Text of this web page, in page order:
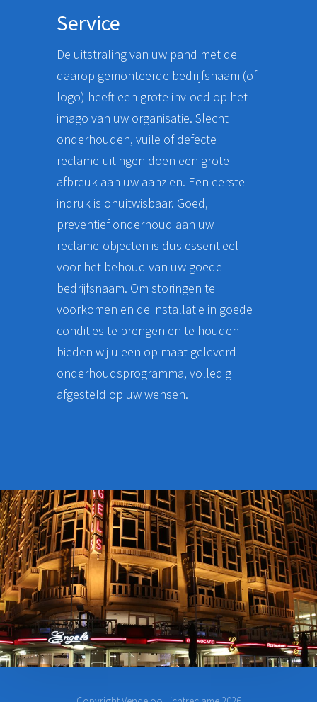
Service
De uitstraling van uw pand met de
daarop gemonteerde bedrijfsnaam (of
logo) heeft een grote invloed op het
imago van uw organisatie. Slecht
onderhouden, vuile of defecte
reclame-uitingen doen een grote
afbreuk aan uw aanzien. Een eerste
indruk is onuitwisbaar. Goed,
preventief onderhoud aan uw
reclame-objecten is dus essentieel
voor het behoud van uw goede
bedrijfsnaam. Om storingen te
voorkomen en de installatie in goede
condities te brengen en te houden
bieden wij u een op maat geleverd
onderhoudsprogramma, volledig
afgesteld op uw wensen.